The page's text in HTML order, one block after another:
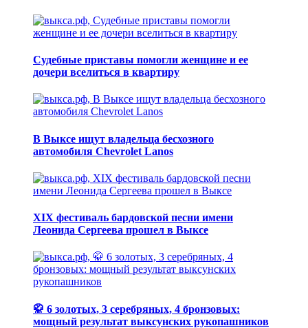
Судебные приставы помогли женщине и ее
дочери вселиться в квартиру
В Выксе ищут владельца бесхозного
автомобиля Chevrolet Lanos
XIX фестиваль бардовской песни имени
Леонида Сергеева прошел в Выксе
🥋 6 золотых, 3 серебряных, 4 бронзовых:
мощный результат выксунских рукопашников